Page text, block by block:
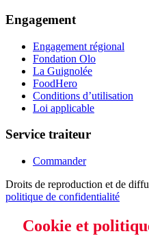
Engagement
Engagement régional
Fondation Olo
La Guignolée
FoodHero
Conditions d’utilisation
Loi applicable
Service traiteur
Commander
Droits de reproduction et de
politique de confidentialité
Cookie et